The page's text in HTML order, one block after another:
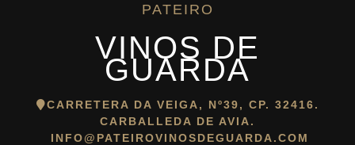
PATEIRO
VINOS DE
GUARDA
CARRETERA DA VEIGA, Nº39, CP. 32416.
CARBALLEDA DE AVIA.
INFO@PATEIROVINOSDEGUARDA.COM